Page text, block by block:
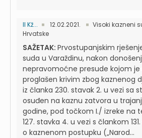
II Kž... 12.02.2021.
Visoki kazneni
Hrvatske
SAŽETAK: Prvostupanjskim
suda u Varaždinu, nakon
nepravomoćne presude kojom je
proglašen krivim zbog kaznenog
iz članka 230. stavak 2. u vezi sa
osuđen na kaznu zatvora u
godine, pod točkom I./ izreke na
127. stavka 4. u vezi s člankom
o kaznenom postupku („Narod...